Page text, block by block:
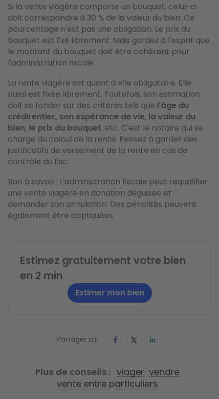
Si la vente viagère comporte un bouquet, celui-ci
doit correspondre à 30 % de la valeur du bien. Ce
pourcentage n'est pas une obligation. Le prix du
bouquet est fixé librement. Mais gardez à l'esprit que
le montant du bouquet doit être cohérent pour
l'administration fiscale.
La rente viagère est quant à elle obligatoire. Elle
aussi est fixée librement. Toutefois, son estimation
doit se fonder sur des critères tels que l'âge du
crédirentier, son espérance de vie, la valeur du
bien, le prix du bouquet, etc. C'est le notaire qui se
charge du calcul de la rente. Pensez à garder des
justificatifs de versement de la rente en cas de
contrôle du fisc.
Bon à savoir : L'administration fiscale peut requalifier
une vente viagère en donation déguisée et
demander son annulation. Des pénalités peuvent
également être appliquées.
Estimez gratuitement votre bien
en 2 min
Estimer mon bien
Partager sur
Plus de conseils viager vendre
vente entre particuliers